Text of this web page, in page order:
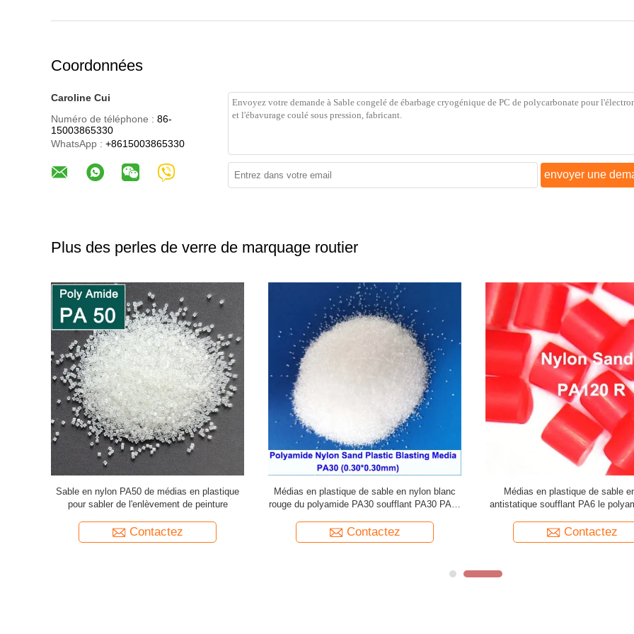
Coordonnées
Caroline Cui
Numéro de téléphone : 86-
15003865330
WhatsApp : +8615003865330
envoyer une
Plus des perles de verre de marquage routier
Sable en nylon PA50 de médias en plastique
pour sabler de l'enlèvement de peinture
Contactez
Médias en plastique de sable en nylon blanc
rouge du polyamide PA30 soufflant PA30 PA40
Contactez
Médias en plastique de sable
antistatique soufflant PA6 le
Contactez